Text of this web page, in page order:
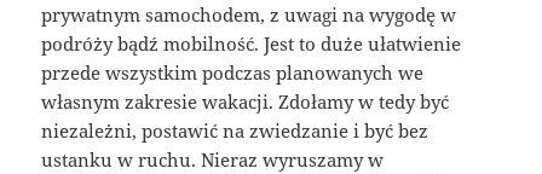
prywatnym samochodem, z uwagi na wygodę w
podróży bądź mobilność. Jest to duże ułatwienie
przede wszystkim podczas planowanych we
własnym zakresie wakacji. Zdołamy w tedy być
niezależni, postawić na zwiedzanie i być bez
ustanku w ruchu. Nieraz wyruszamy w